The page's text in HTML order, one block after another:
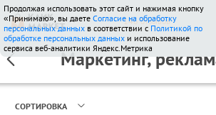
146 отзывов
Продолжая использовать этот сайт и нажимая кнопку
«Принимаю», вы даете Согласие на обработку
персональных данных в соответствии с Политикой по
обработке персональных данных и использование
сервиса веб-аналитики Яндекс.Метрика
Маркетинг,
СОРТИРОВКА